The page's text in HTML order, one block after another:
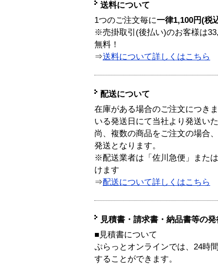
送料について
1つのご注文毎に一律1,100円(税
※売掛取引(後払い)のお客様は
無料！
⇒送料について詳しくはこちら
配送について
在庫がある場合のご注文につき
いる発送日にて当社より発送い
尚、複数の商品をご注文の場合
発送となります。
※配送業者は「佐川急便」また
けます
⇒配送について詳しくはこちら
見積書・請求書・納品書等の
■見積書について
ぷらっとオンラインでは、24時
することができます。